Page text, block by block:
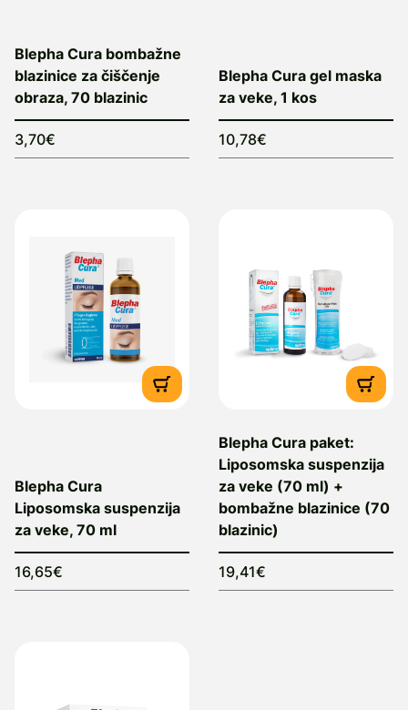
Blepha Cura bombažne
blazinice za čiščenje
obraza, 70 blazinic
3,70€
Blepha Cura gel maska
za veke, 1 kos
10,78€
Blepha Cura
Liposomska suspenzija
za veke, 70 ml
16,65€
Blepha Cura paket:
Liposomska suspenzija
za veke (70 ml) +
bombažne blazinice (70
blazinic)
19,41€